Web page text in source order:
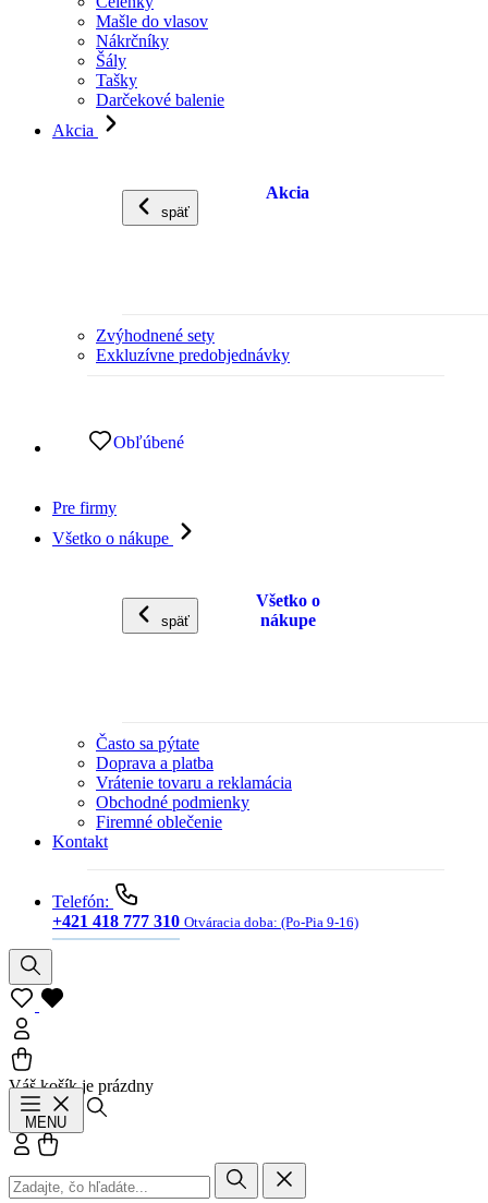
Mašle do vlasov
Nákrčníky
Šály
Tašky
Darčekové balenie
Akcia
späť
Akcia
Zvýhodnené sety
Exkluzívne predobjednávky
Obľúbené
Pre firmy
Všetko o nákupe
späť
Všetko o
nákupe
Často sa pýtate
Doprava a platba
Vrátenie tovaru a reklamácia
Obchodné podmienky
Firemné oblečenie
Kontakt
Telefón:
+421 418 777 310 Otváracia doba: (Po-Pia 9-16)
Váš košík je prázdny
MENU
Prihlásiť sa